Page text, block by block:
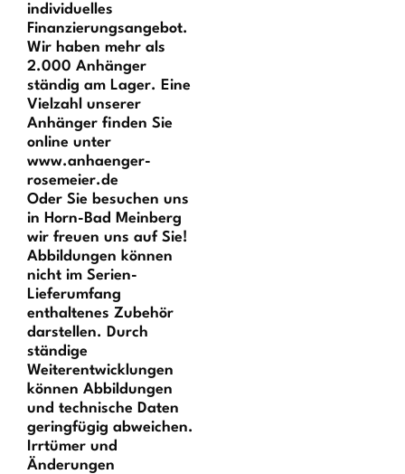
individuelles
Finanzierungsangebot.
Wir haben mehr als
2.000 Anhänger
ständig am Lager. Eine
Vielzahl unserer
Anhänger finden Sie
online unter
www.anhaenger-
rosemeier.de
Oder Sie besuchen uns
in Horn-Bad Meinberg 
wir freuen uns auf Sie!
Abbildungen können
nicht im Serien-
Lieferumfang
enthaltenes Zubehör
darstellen. Durch
ständige
Weiterentwicklungen
können Abbildungen
und technische Daten
geringfügig abweichen.
Irrtümer und
Änderungen